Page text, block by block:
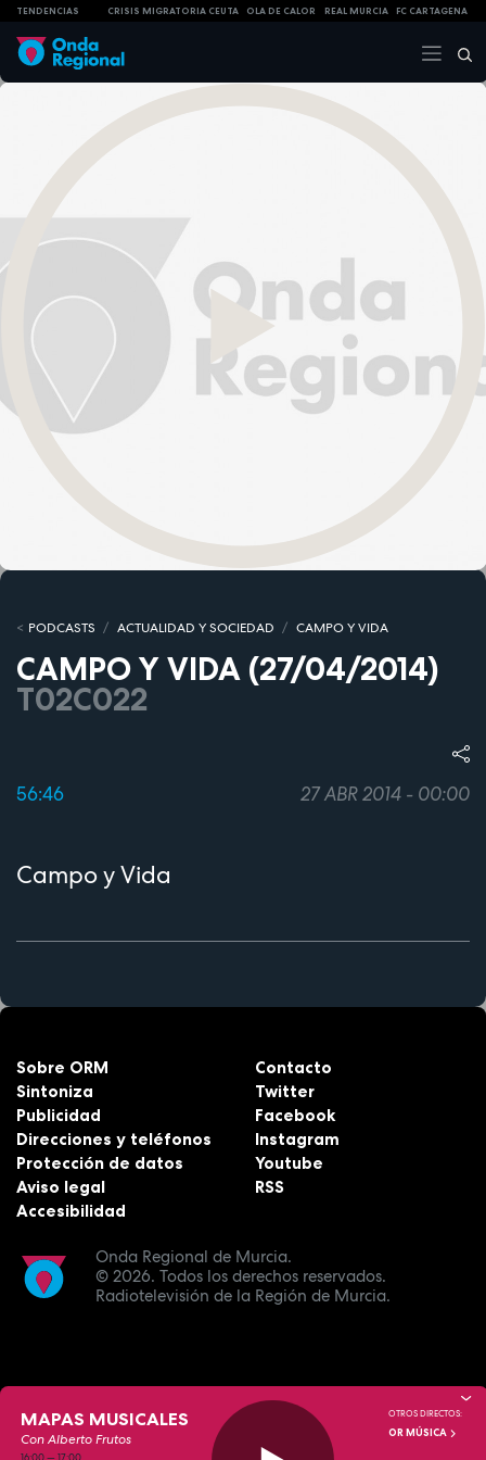
TENDENCIAS CRISIS MIGRATORIA CEUTA OLA DE CALOR REAL MURCIA FC CARTAGENA
PODCASTS ACTUALIDAD Y SOCIEDAD CAMPO Y VIDA
CAMPO Y VIDA (27/04/2014)
T02C022
56:46 27 ABR 2014 - 00:00
Campo y Vida
Onda Regional de Murcia.
© 2026. Todos los derechos reservados.
Radiotelevisión de la Región de Murcia.
Sobre ORM
Sintoniza
Publicidad
Direcciones y teléfonos
Protección de datos
Aviso legal
Accesibilidad
Contacto
Twitter
Facebook
Instagram
Youtube
RSS
MAPAS MUSICALES
Con Alberto Frutos
OTROS DIRECTOS:
OR MÚSICA